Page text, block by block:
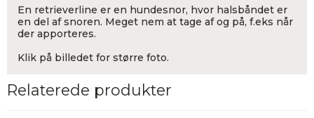
En retrieverline er en hundesnor, hvor halsbåndet er
en del af snoren. Meget nem at tage af og på, f.eks når
der apporteres.
Klik på billedet for større foto.
Relaterede produkter